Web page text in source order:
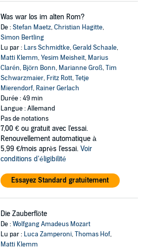
Was war los im alten Rom?
De :Stefan Maetz,Christian Hagitte,
Simon Bertling
Lu par : Lars Schmidtke,Gerald Schaale,
Matti Klemm,Yesim Meisheit, Marius
Clarén, Björn Bonn, Marianne Groß,Tim
Schwarzmaier, Fritz Rott,Tetje
Mierendorf, Rainer Gerlach
Durée : 49 min
Langue : Allemand
Pas de notations
7,00 € ou gratuit avec l'essai.
Renouvellement automatique à
5,99 €/mois après l'essai. Voir
conditions d'éligibilité
Essayez Standard gratuitement
Die Zauberflöte
De :Wolfgang Amadeus Mozart
Lu par : Luca Zamperoni,Thomas Hof,
Matti Klemm